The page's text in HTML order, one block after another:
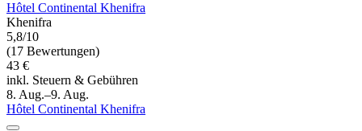
Hôtel Continental Khenifra
Khenifra
5,8/10
(17 Bewertungen)
43 €
inkl. Steuern & Gebühren
8. Aug.–9. Aug.
Hôtel Continental Khenifra